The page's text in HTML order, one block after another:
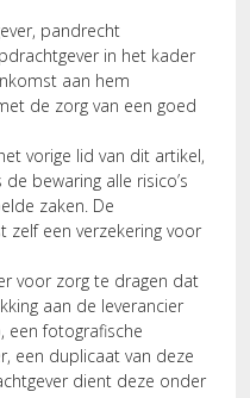
pandrecht
in het kader
aan hem
de zorg van een goed
vorige lid van dit artikel,
bewaring alle risico’s
zaken. De
zelf een verzekering voor
voor zorg te dragen dat
aan de leverancier
een fotografische
een duplicaat van deze
dient deze onder